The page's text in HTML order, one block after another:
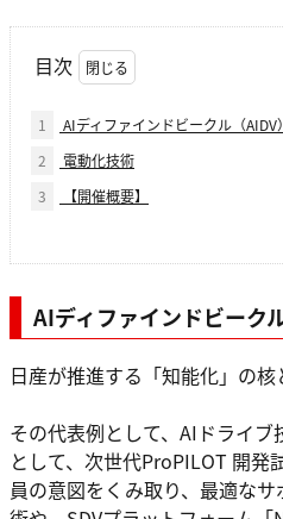
目次
1
AIディファインドビークル（AIDV
2
電動化技術
3
【開催概要】
AIディファインドビーク
日産が推進する「知能化」の核
その代表例として、AIドライ
として、次世代ProPILOT 開発
員の意図をくみ取り、最適な